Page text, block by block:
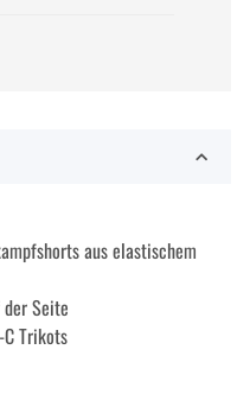
aus elastischem
Seite
Trikots